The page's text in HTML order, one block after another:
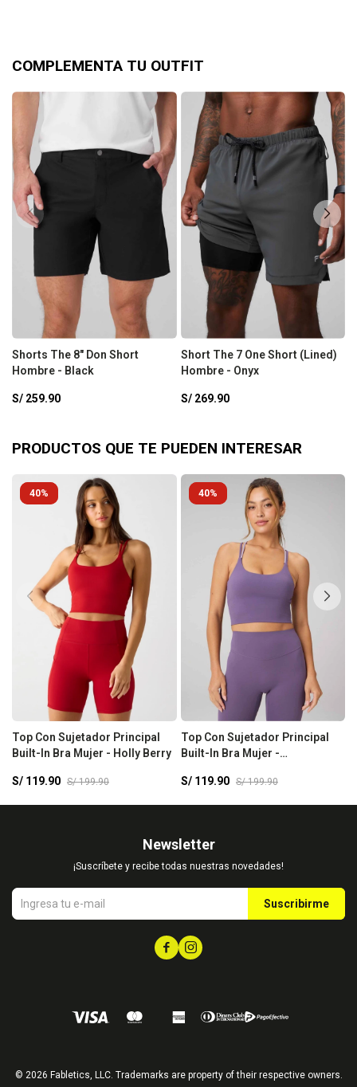
COMPLEMENTA TU OUTFIT
Shorts The 8" Don Short
Hombre - Black
S/ 259.90
Short The 7 One Short (Lined)
Hombre - Onyx
S/ 269.90
PRODUCTOS QUE TE PUEDEN INTERESAR
40
Top Con Sujetador Principal
Built-In Bra Mujer - Holly Berry
S/ 119.90 S/ 199.90
40
Top Con Sujetador Principal
Built-In Bra Mujer -
S/ 119.90 S/ 199.90
Newsletter
¡Suscríbete y recibe todas nuestras novedades!
Suscribirme
 
© 2026 Fabletics, LLC. Trademarks are property of their respective owners.